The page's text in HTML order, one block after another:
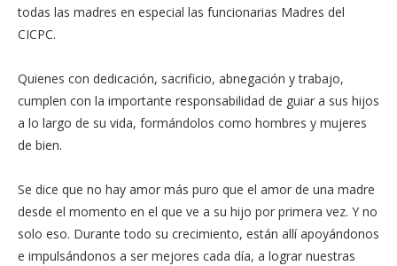
todas las madres en especial las funcionarias Madres del
CICPC.
Quienes con dedicación, sacrificio, abnegación y trabajo,
cumplen con la importante responsabilidad de guiar a sus hijos
a lo largo de su vida, formándolos como hombres y mujeres
de bien.
Se dice que no hay amor más puro que el amor de una madre
desde el momento en el que ve a su hijo por primera vez. Y no
solo eso. Durante todo su crecimiento, están allí apoyándonos
e impulsándonos a ser mejores cada día, a lograr nuestras